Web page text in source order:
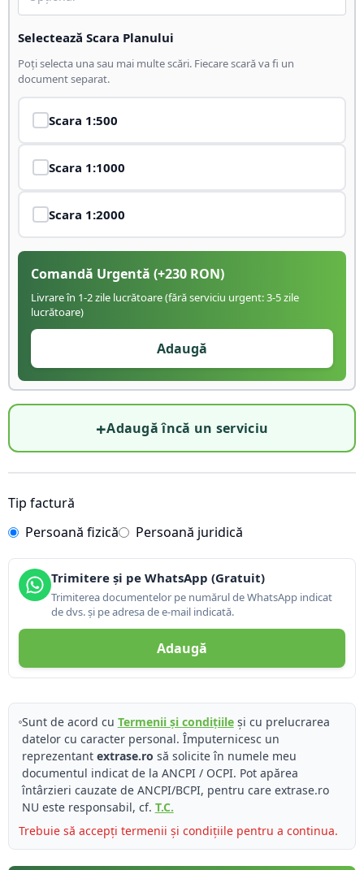
Selectează Scara Planului
Poți selecta una sau mai multe scări. Fiecare scară va fi un
document separat.
Scara 1:500
Scara 1:1000
Scara 1:2000
Comandă Urgentă (+230 RON)
Livrare în 1-2 zile lucrătoare (fără serviciu urgent: 3-5 zile
lucrătoare)
Adaugă
+Adaugă încă un serviciu
Tip factură
Persoană fizică
Persoană juridică
Trimitere și pe WhatsApp (Gratuit)
Trimiterea documentelor pe numărul de WhatsApp indicat
de dvs. și pe adresa de e-mail indicată.
Adaugă
Sunt de acord cu Termenii și condițiileși cu prelucrarea
datelor cu caracter personal. Împuternicesc un
reprezentant extrase.ro să solicite în numele meu
documentul indicat de la ANCPI / OCPI. Pot apărea
întârzieri cauzate de ANCPI/BCPI, pentru care extrase.ro
NU este responsabil, cf. T.C.
Trebuie să accepți termenii și condițiile pentru a continua.